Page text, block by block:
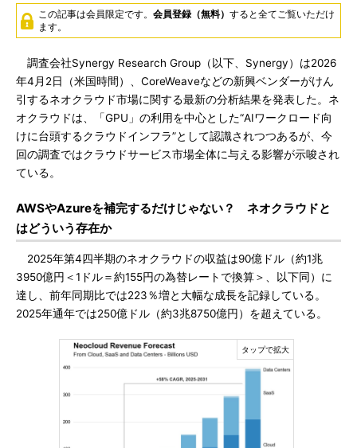
この記事は会員限定です。 会員登録（無料） すると全てご覧いただけ
ます。
調査会社Synergy Research Group（以下、Synergy）は2026
年4月2日（米国時間）、CoreWeaveなどの新興ベンダーがけん
引するネオクラウド市場に関する最新の分析結果を発表した。ネ
オクラウドは、「GPU」の利用を中心とした“AIワークロード向
けに台頭するクラウドインフラ”として認識されつつあるが、今
回の調査ではクラウドサービス市場全体に与える影響が示唆され
ている。
AWSやAzureを補完するだけじゃない？ ネオクラウドと
はどういう存在か
2025年第4四半期のネオクラウドの収益は90億ドル（約1兆
3950億円＜1ドル＝約155円の為替レートで換算＞、以下同）に
達し、前年同期比では223％増と大幅な成長を記録している。
2025年通年では250億ドル（約3兆8750億円）を超えている。